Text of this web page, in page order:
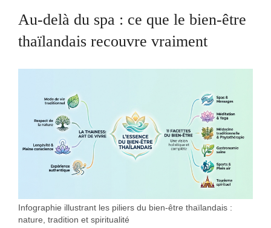
Au-delà du spa : ce que le bien-être
thaïlandais recouvre vraiment
Infographie illustrant les piliers du bien-être thaïlandais :
nature, tradition et spiritualité